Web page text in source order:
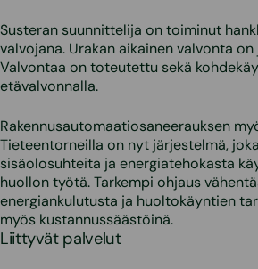
Susteran suunnittelija on toiminut
valvojana. Urakan aikainen valvonta
Valvontaa on toteutettu sekä
etävalvonnalla.
Rakennusautomaatiosaneerauksen
Tieteentorneilla on nyt järjestelmä,
sisäolosuhteita ja energiatehokasta
huollon työtä. Tarkempi ohjaus
energiankulutusta ja huoltokäyntien
myös kustannussäästöinä.
Liittyvät palvelut